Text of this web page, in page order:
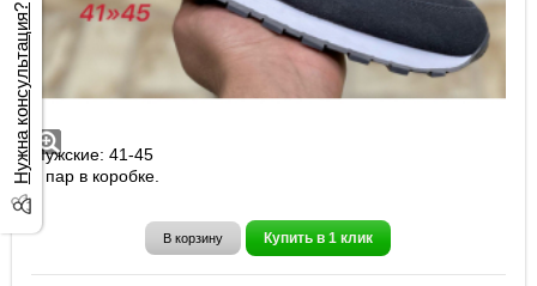
Кроссовки Reebok Classic Leather арт.
Мужские: 41-45
8 пар в коробке.
В корзину Купить в 1 клик
Нужна консультация?